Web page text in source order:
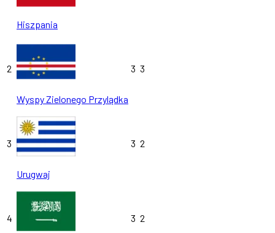
Hiszpania
2
Wyspy Zielonego Przylądka
3 3
3
Urugwaj
3 2
4 3 2